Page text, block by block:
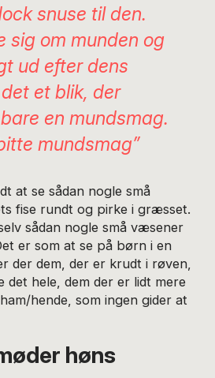
snuse til den.
sig om munden og
ud efter dens
et blik, der
en mundsmag.
mundsmag”
at se sådan nogle små
fise rundt og pirke i græsset.
sådan nogle små væsener
er som at se på børn i en
der dem, der er krudt i røven,
det hele, dem der er lidt mere
hende, som ingen gider at
høns